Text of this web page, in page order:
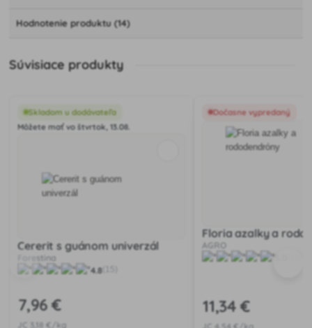
Hodnotenie produktu (14)
Súvisiace produkty
Skladom u dodávateľa
Môžete mať vo štvrtok, 13.08.
Cererit s guánom univerzál
Forestina
4.8
7,96 €
JC 3 ,18 €/kg
Dočasne vypredaný
Floria azalky a
AGRO
11,34 €